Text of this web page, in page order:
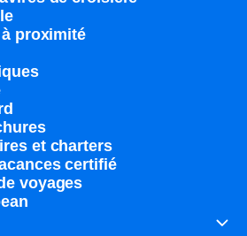
proximité
et charters
certifié
voyages